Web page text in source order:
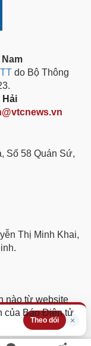
Theo dõi ×
do Bộ Thông
Hải
Số 58 Quán Sứ,
Thị Minh Khai,
nào từ website
của Báo Điện tử